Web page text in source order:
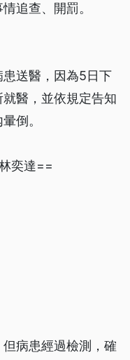
追查、開罰。
送醫，因為5日下
醫，並依規定告知
倒。
奕達==
病患經過檢測，確